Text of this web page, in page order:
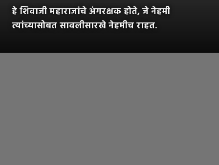
हे शिवाजी महाराजांचे अंगरक्षक होते, जे नेहमी
त्यांच्यासोबत सावलीसारखे नेहमीच राहत.